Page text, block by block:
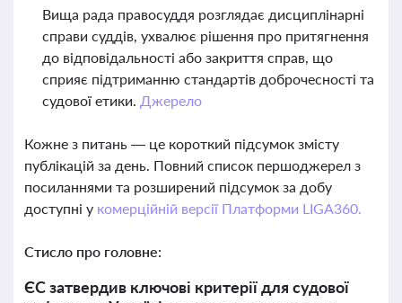
Вища рада правосуддя розглядає дисциплінарні
справи суддів, ухвалює рішення про притягнення
до відповідальності або закриття справ, що
сприяє підтриманню стандартів доброчесності та
судової етики. Джерело
Кожне з питань — це короткий підсумок змісту
публікацій за день. Повний список першоджерел з
посиланнями та розширений підсумок за добу
доступні у комерційній версії Платформи LIGA360.
Стисло про головне:
ЄС затвердив ключові критерії для судової